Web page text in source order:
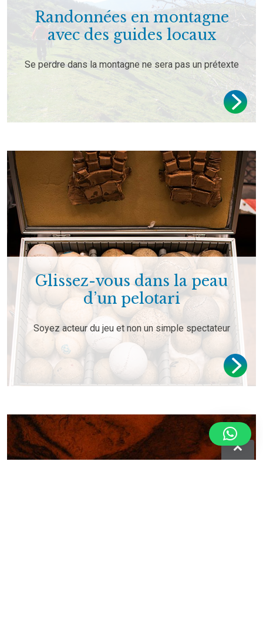
Randonnées en montagne
avec des guides locaux
Se perdre dans la montagne ne sera pas un prétexte
Glissez-vous dans la peau
d’un pelotari
Soyez acteur du jeu et non un simple spectateur